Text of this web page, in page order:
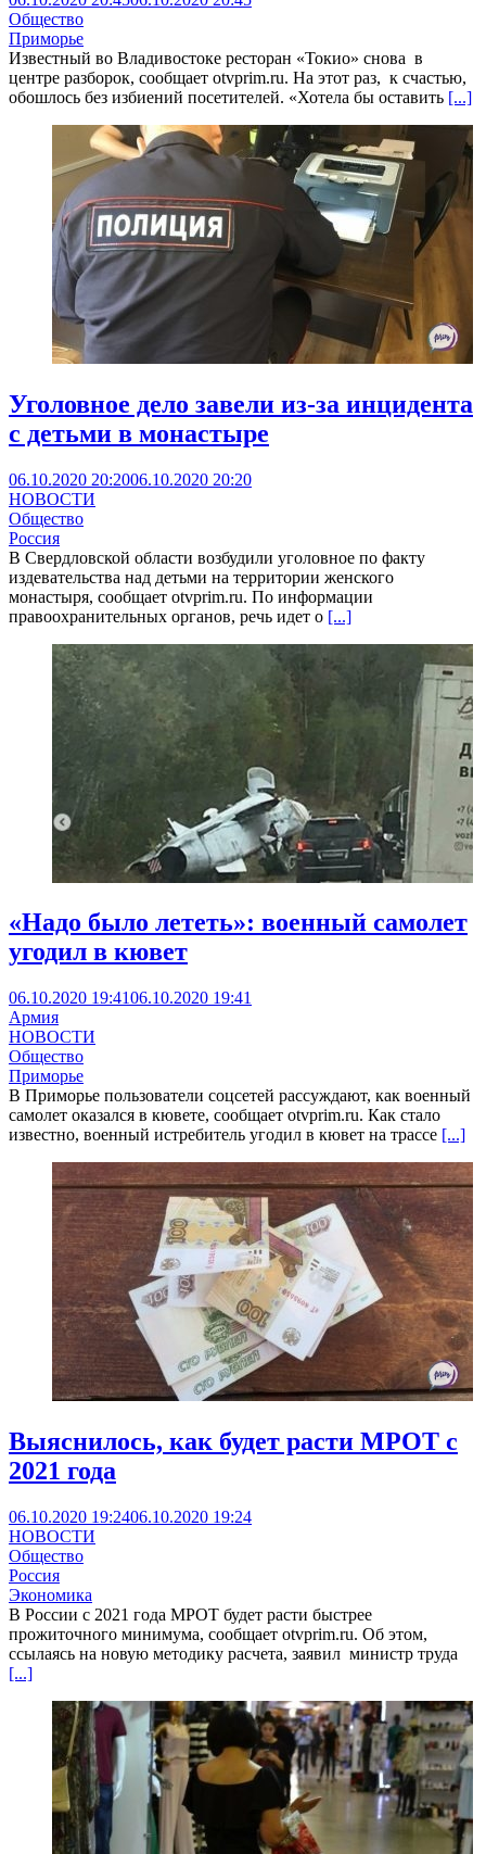
Общество
Приморье
Известный во Владивостоке ресторан «Токио» снова в
центре разборок, сообщает otvprim.ru. На этот раз, к счастью,
обошлось без избиений посетителей. «Хотела бы оставить [...]
Уголовное дело завели из-за инцидента
с детьми в монастыре
06.10.2020 20:2006.10.2020 20:20
НОВОСТИ
Общество
Россия
В Свердловской области возбудили уголовное по факту
издевательства над детьми на территории женского
монастыря, сообщает otvprim.ru. По информации
правоохранительных органов, речь идет о [...]
«Надо было лететь»: военный самолет
угодил в кювет
06.10.2020 19:4106.10.2020 19:41
Армия
НОВОСТИ
Общество
Приморье
В Приморье пользователи соцсетей рассуждают, как военный
самолет оказался в кювете, сообщает otvprim.ru. Как стало
известно, военный истребитель угодил в кювет на трассе [...]
Выяснилось, как будет расти МРОТ с
2021 года
06.10.2020 19:2406.10.2020 19:24
НОВОСТИ
Общество
Россия
Экономика
В России с 2021 года МРОТ будет расти быстрее
прожиточного минимума, сообщает otvprim.ru. Об этом,
ссылаясь на новую методику расчета, заявил министр труда
[...]